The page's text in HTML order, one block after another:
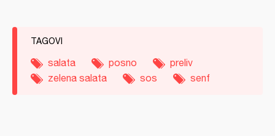
TAGOVI
salata posno
preliv
zelena salata
sos senf